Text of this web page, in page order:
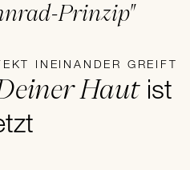
Prinzip"
INEINANDER GREIFT
Hautist